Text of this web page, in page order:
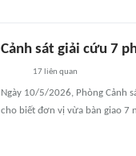
Cảnh sát giải cứu 7
17liên quan
Ngày 10/5/2026, Phòng Cảnh
cho biết đơn vị vừa bàn giao 7